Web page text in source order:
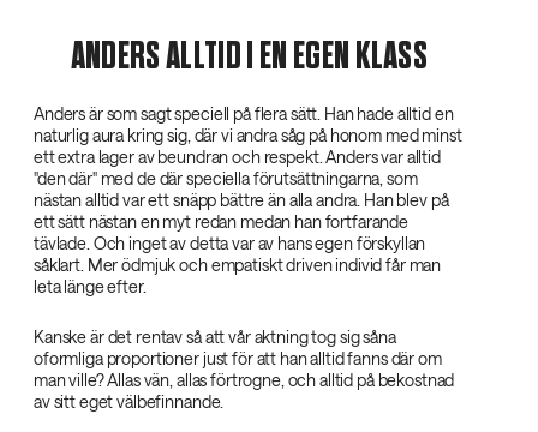
ANDERS ALLTID I EN EGEN KLASS
Anders är som sagt speciell på flera sätt. Han hade alltid en
naturlig aura kring sig, där vi andra såg på honom med minst
ett extra lager av beundran och respekt. Anders var alltid
"den där" med de där speciella förutsättningarna, som
nästan alltid var ett snäpp bättre än alla andra. Han blev på
ett sätt nästan en myt redan medan han fortfarande
tävlade. Och inget av detta var av hans egen förskyllan
såklart. Mer ödmjuk och empatiskt driven individ får man
leta länge efter.
Kanske är det rentav så att vår aktning tog sig såna
oformliga proportioner just för att han alltid fanns där om
man ville? Allas vän, allas förtrogne, och alltid på bekostnad
av sitt eget välbefinnande.